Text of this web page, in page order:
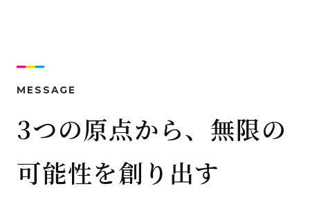
MESSAGE
3つの原点から、無限の
可能性を創り出す